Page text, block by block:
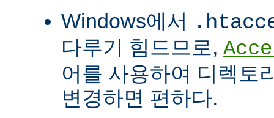
Windows에서
다루기 힘드므로,
어를 사용하여 디렉토
변경하면 편하다.